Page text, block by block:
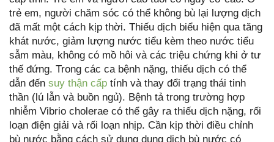
trẻ em, người chăm sóc có thể không bù lại lượng dịch
đã mất một cách kịp thời. Thiếu dịch biểu hiện qua tăng
khát nước, giảm lượng nước tiểu kèm theo nước tiểu
sẫm màu, không có mồ hôi và các triệu chứng khi ở tư
thế đứng. Trong các ca bệnh nặng, thiếu dịch có thể
dẫn đến suy thận cấp tính và thay đổi trạng thái tinh
thần (lú lẫn và buồn ngủ). Bệnh tả trong trường hợp
nhiễm Vibrio cholerae có thể gây ra thiếu dịch nặng, rối
loạn điện giải và rối loạn nhịp. Cần kịp thời điều chỉnh
bù nước bằng cách sử dụng dung dịch bù nước có